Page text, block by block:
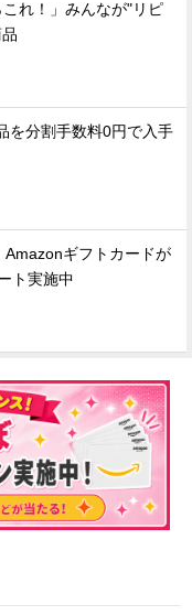
これ！」みんなが"リピ
を分割手数料0円で入手
Amazonギフトカードが
ト実施中